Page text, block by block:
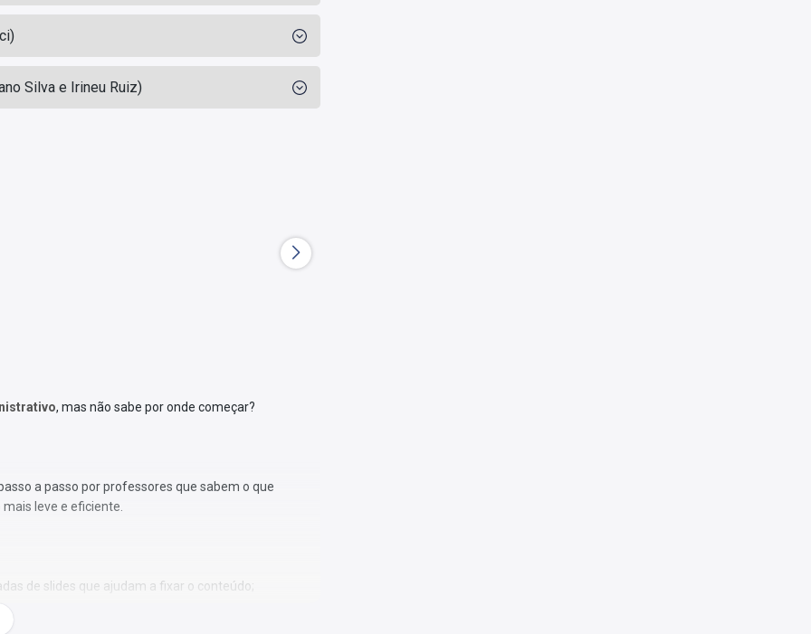
Silva e Irineu Ruiz)
, mas não sabe por onde começar?
a passo por professores que sabem o que
leve e eficiente.
de slides que ajudam a fixar o conteúdo;
prática e direta;